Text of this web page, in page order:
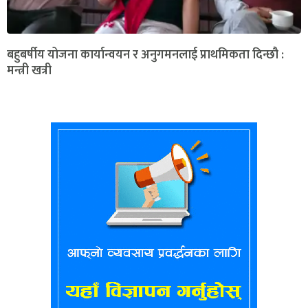
बहुबर्षीय योजना कार्यान्वयन र अनुगमनलाई प्राथमिकता दिन्छौ :
मन्त्री खत्री